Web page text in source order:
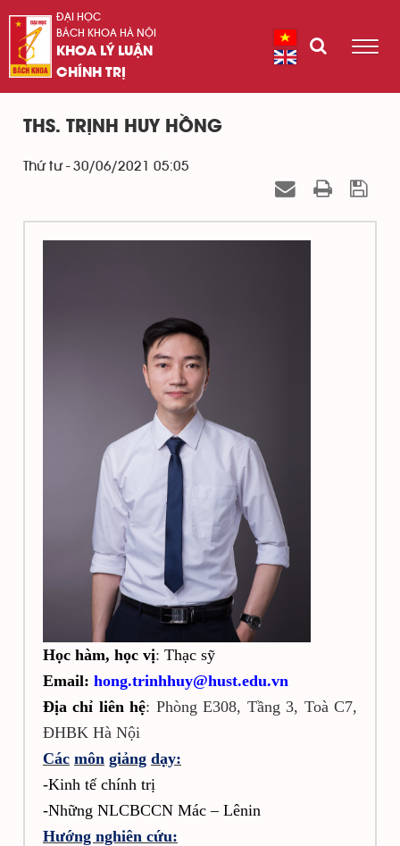
ĐẠI HỌC
BÁCH KHOA HÀ NỘI
KHOA LÝ LUẬN
CHÍNH TRỊ
THS. TRỊNH HUY HỒNG
Thứ tư - 30/06/2021 05:05
Học hàm, học vị: Thạc sỹ
Email: hong.trinhhuy@hust.edu.vn
Địa chỉ liên hệ: Phòng E308, Tầng 3, Toà C7,
ĐHBK Hà Nội
Các môn giảng dạy:
-Kinh tế chính trị
-Những NLCBCCN Mác – Lênin
Hướng nghiên cứu: